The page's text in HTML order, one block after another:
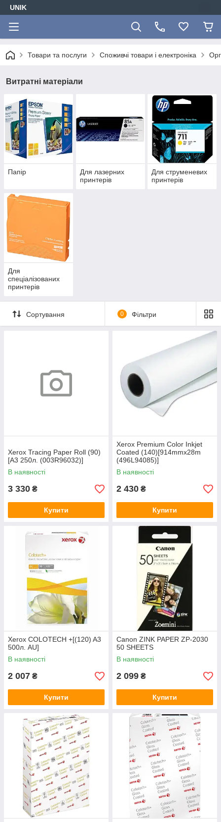
UNIK
Товари та послуги Споживчі товари і електроніка
Витратні матеріали
Папір
Для лазерних
принтерів
Для струменевих
принтерів
Для
спеціалізованих
принтерів
Сортування 0 Фільтри
Xerox Tracing Paper Roll (90)
[A3 250л. (003R96032)]
В наявності
3 330 ₴
Купити
Xerox Premium Color Inkjet
Coated (140)[914mmx28m
(496L94085)]
В наявності
2 430 ₴
Купити
Xerox COLOTECH +[(120) A3
500л. AU]
В наявності
2 007 ₴
Купити
Canon ZINK PAPER ZP-2030
50 SHEETS
В наявності
2 099 ₴
Купити